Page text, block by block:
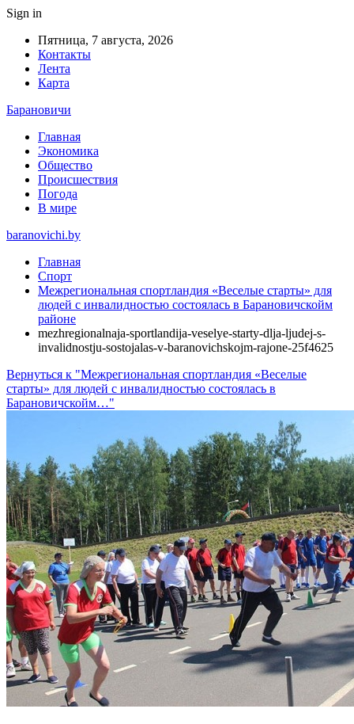
Sign in
Пятница, 7 августа, 2026
Контакты
Лента
Карта
Барановичи
Главная
Экономика
Общество
Происшествия
Погода
В мире
baranovichi.by
Главная
Спорт
Межрегиональная спортландия «Веселые старты» для
людей с инвалидностью состоялась в Барановичскойм
районе
mezhregionalnaja-sportlandija-veselye-starty-dlja-ljudej-s-
invalidnostju-sostojalas-v-baranovichskojm-rajone-25f4625
Вернуться к "Межрегиональная спортландия «Веселые
старты» для людей с инвалидностью состоялась в
Барановичскойм…"